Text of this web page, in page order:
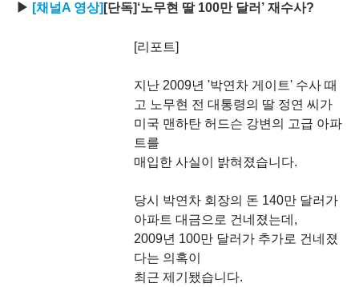
▶ [채널A 영상] [단독]‘노무현 딸 100만 달러’ 재수사?
[리포트]
지난 2009년 '박연차 게이트' 수사 때
고 노무현 전 대통령의 딸 정연 씨가
미국 맨하탄 허드슨 강변의 고급 아파
트를
매입한 사실이 밝혀졌습니다.
당시 박연차 회장의 돈 140만 달러가
아파트 대금으로 건네졌는데,
2009년 100만 달러가 추가로 건네졌
다는 의혹이
최근 제기됐습니다.